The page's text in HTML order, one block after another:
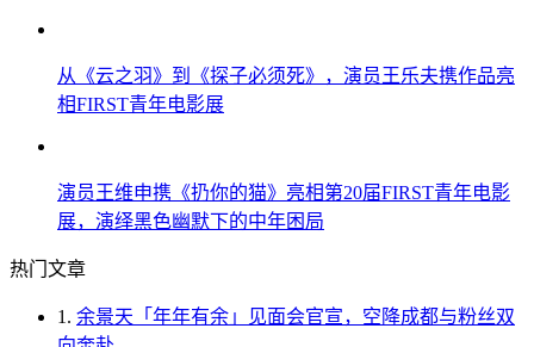
从《云之羽》到《探子必须死》，演员王乐夫携作品亮
相FIRST青年电影展
演员王维申携《扔你的猫》亮相第20届FIRST青年电影
展，演绎黑色幽默下的中年困局
热门文章
1. 余景天「年年有余」见面会官宣，空降成都与粉丝双